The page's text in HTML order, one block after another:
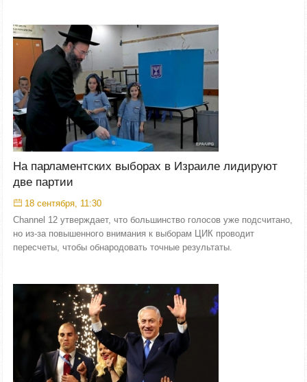
На парламентских выборах в Израиле лидируют
две партии
18 сентября, 11:30
Channel 12 утверждает, что большинство голосов уже подсчитано,
но из-за повышенного внимания к выборам ЦИК проводит
пересчеты, чтобы обнародовать точные результаты.